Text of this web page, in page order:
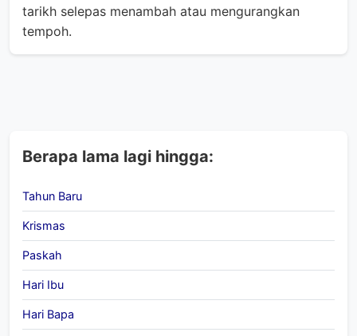
tarikh selepas menambah atau mengurangkan
tempoh.
Berapa lama lagi hingga:
Tahun Baru
Krismas
Paskah
Hari Ibu
Hari Bapa